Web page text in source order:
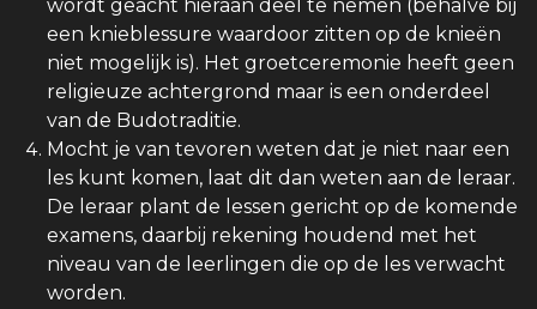
wordt geacht hieraan deel te nemen (behalve bij
een knieblessure waardoor zitten op de knieën
niet mogelijk is). Het groetceremonie heeft geen
religieuze achtergrond maar is een onderdeel
van de Budotraditie.
Mocht je van tevoren weten dat je niet naar een
les kunt komen, laat dit dan weten aan de leraar.
De leraar plant de lessen gericht op de komende
examens, daarbij rekening houdend met het
niveau van de leerlingen die op de les verwacht
worden.